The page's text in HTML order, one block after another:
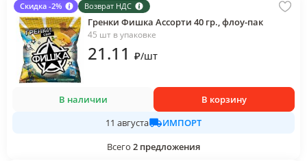
Скидка -2% Возврат НДС
Гренки Фишка Ассорти 40 гр., флоу-пак
45 шт в упаковке
21.11 ₽/шт
В наличии
В корзину
11 августа
ИМПОРТ
Всего 2 предложения